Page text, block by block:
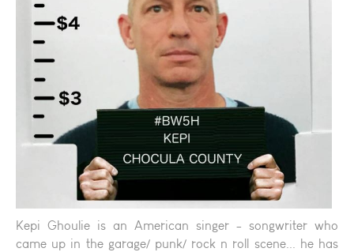
Kepi Ghoulie is an American singer - songwriter who
came up in the garage/ punk/ rock n roll scene... he has